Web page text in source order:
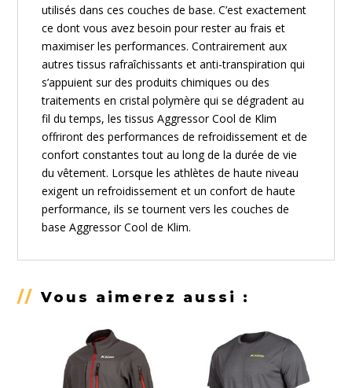
utilisés dans ces couches de base. C’est exactement
ce dont vous avez besoin pour rester au frais et
maximiser les performances. Contrairement aux
autres tissus rafraîchissants et anti-transpiration qui
s’appuient sur des produits chimiques ou des
traitements en cristal polymère qui se dégradent au
fil du temps, les tissus Aggressor Cool de Klim
offriront des performances de refroidissement et de
confort constantes tout au long de la durée de vie
du vêtement. Lorsque les athlètes de haute niveau
exigent un refroidissement et un confort de haute
performance, ils se tournent vers les couches de
base Aggressor Cool de Klim.
//Vous aimerez aussi :